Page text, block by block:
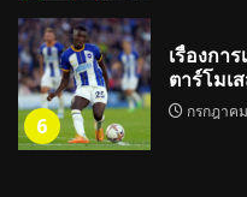
6
เรื่องกา
ตาร์โมเ
กรกฎาค